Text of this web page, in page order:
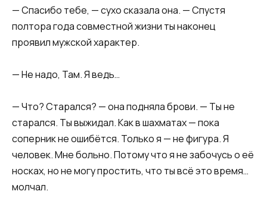
— Спасибо тебе, — сухо сказала она. — Спустя
полтора года совместной жизни ты наконец
проявил мужской характер.
— Не надо, Там. Я ведь…
— Что? Старался? — она подняла брови. — Ты не
старался. Ты выжидал. Как в шахматах — пока
соперник не ошибётся. Только я — не фигура. Я
человек. Мне больно. Потому что я не забочусь о её
носках, но не могу простить, что ты всё это время…
молчал.